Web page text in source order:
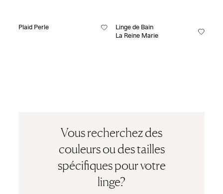
Plaid Perle
Linge de Bain
La Reine Marie
Vous recherchez des
couleurs ou des tailles
spécifiques pour votre
linge?